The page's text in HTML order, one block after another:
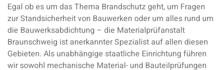
Egal ob es um das Thema Brandschutz geht, um Fragen
zur Standsicherheit von Bauwerken oder um alles rund um
die Bauwerksabdichtung – die Materialprüfanstalt
Braunschweig ist anerkannter Spezialist auf allen diesen
Gebieten. Als unabhängige staatliche Einrichtung führen
wir sowohl mechanische Material- und Bauteilprüfungen